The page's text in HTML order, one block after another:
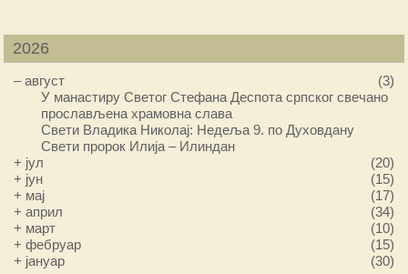
2026
–август
(3)
У манастиру Светог Стефана Деспота српског свечано
прослављена храмовна слава
Свети Владика Николај: Недеља 9. по Духовдану
Свети пророк Илија – Илиндан
+ јул
(20)
+ јун
(15)
+ мај
(17)
+април
(34)
+ март
(10)
+фебруар
(15)
+ јануар (30)